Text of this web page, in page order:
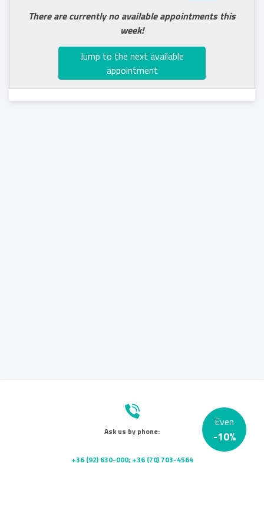
There are currently no available appointments this
week!
Jump to the next available
appointment
Ask us by phone:
+36 (92) 630-000; +36 (70) 703-4564
Even
-10%